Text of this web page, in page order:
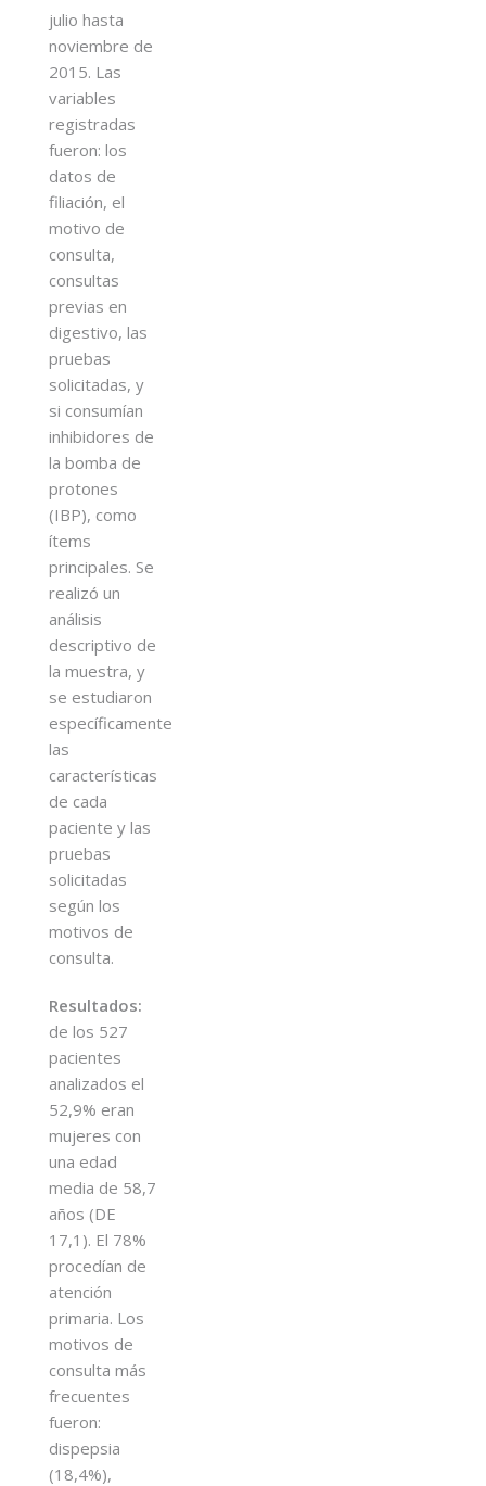
julio hasta
noviembre de
2015. Las
variables
registradas
fueron: los
datos de
filiación, el
motivo de
consulta,
consultas
previas en
digestivo, las
pruebas
solicitadas, y
si consumían
inhibidores de
la bomba de
protones
(IBP), como
ítems
principales. Se
realizó un
análisis
descriptivo de
la muestra, y
se estudiaron
específicamente
las
características
de cada
paciente y las
pruebas
solicitadas
según los
motivos de
consulta.
Resultados:
de los 527
pacientes
analizados el
52,9% eran
mujeres con
una edad
media de 58,7
años (DE
17,1). El 78%
procedían de
atención
primaria. Los
motivos de
consulta más
frecuentes
fueron:
dispepsia
(18,4%),